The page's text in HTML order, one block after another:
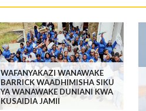
WAFANYAKAZI WANAWAKE
BARRICK WAADHIMISHA SIKU
YA WANAWAKE DUNIANI KWA
KUSAIDIA JAMII